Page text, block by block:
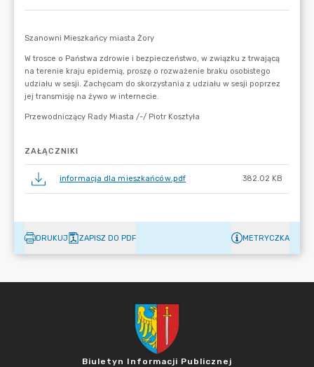
ZAŁĄCZNIKI
informacja dla mieszkańców.pdf 382.02 KB
DRUKUJ ZAPISZ DO PDF METRYCZKA
Biuletyn Informacji Publicznej